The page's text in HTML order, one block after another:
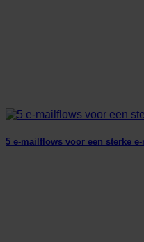
5 e-mailflows voor een sterke